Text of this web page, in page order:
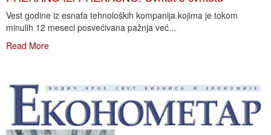
Vest godine iz esnafa tehnoloških kompanija kojima je tokom
minulih 12 meseci posvećivana pažnja već...
Read More